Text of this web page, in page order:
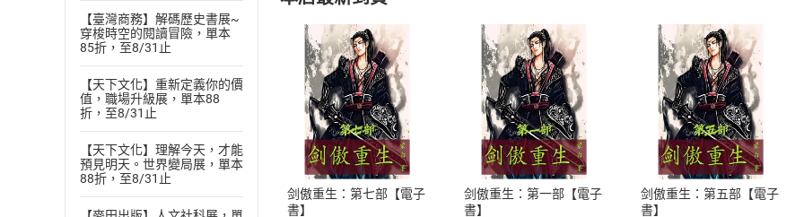
【臺灣商務】解碼歷史書展~
穿梭時空的閱讀冒險，單本
85折，至8/31止
【天下文化】重新定義你的價
值，職場升級展，單本88
折，至8/31止
【天下文化】理解今天，才能
預見明天。世界變局展，單本
88折，至8/31止
付款方式
ATM轉帳、信用卡、LINE PAY、AFTEE
退換貨規範
本店是否提供消費者保護法七日猶
之權利，遽消費者保護法及通訊交
除權合理例外情事適用準則，依商
剑傲重生：第七部【電子
書】
剑傲重生：第一部【電子
書】
剑傲重生：第五部【電子
書】